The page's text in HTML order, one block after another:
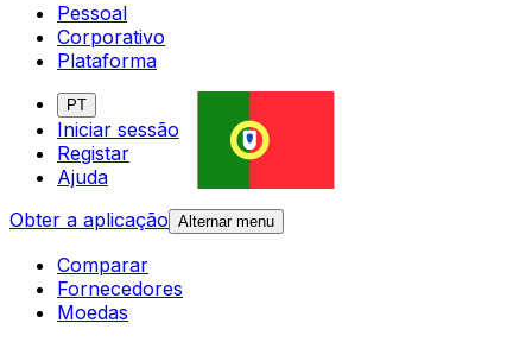
Pessoal
Corporativo
Plataforma
PT
Iniciar sessão
Registar
Ajuda
Obter a aplicação Alternar menu
Comparar
Fornecedores
Moedas